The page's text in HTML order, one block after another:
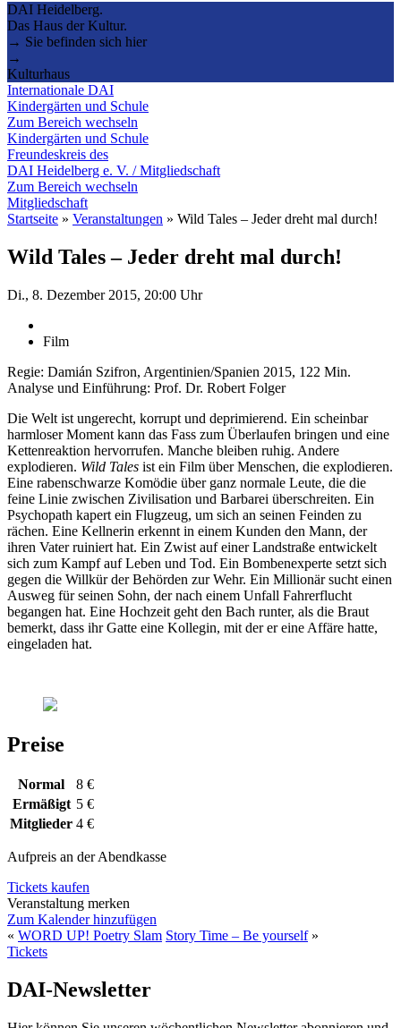
DAI Heidelberg.
Das Haus der Kultur.
→ Sie befinden sich hier
→
Kulturhaus
Internationale DAI
Kindergärten und Schule
Zum Bereich wechseln
Kindergärten und Schule
Freundeskreis des
DAI Heidelberg e. V. / Mitgliedschaft
Zum Bereich wechseln
Mitgliedschaft
Startseite » Veranstaltungen » Wild Tales – Jeder dreht mal durch!
Wild Tales – Jeder dreht mal durch!
Di., 8. Dezember 2015, 20:00 Uhr
Film
Regie: Damián Szifron, Argentinien/Spanien 2015, 122 Min.
Analyse und Einführung: Prof. Dr. Robert Folger
Die Welt ist ungerecht, korrupt und deprimierend. Ein scheinbar
harmloser Moment kann das Fass zum Überlaufen bringen und eine
Kettenreaktion hervorrufen. Manche bleiben ruhig. Andere
explodieren. Wild Tales ist ein Film über Menschen, die explodieren.
Eine rabenschwarze Komödie über ganz normale Leute, die die
feine Linie zwischen Zivilisation und Barbarei überschreiten. Ein
Psychopath kapert ein Flugzeug, um sich an seinen Feinden zu
rächen. Eine Kellnerin erkennt in einem Kunden den Mann, der
ihren Vater ruiniert hat. Ein Zwist auf einer Landstraße entwickelt
sich zum Kampf auf Leben und Tod. Ein Bombenexperte setzt sich
gegen die Willkür der Behörden zur Wehr. Ein Millionär sucht einen
Ausweg für seinen Sohn, der nach einem Unfall Fahrerflucht
begangen hat. Eine Hochzeit geht den Bach runter, als die Braut
bemerkt, dass ihr Gatte eine Kollegin, mit der er eine Affäre hatte,
eingeladen hat.
Preise
Normal
8 €
Ermäßigt 5 €
Mitglieder 4 €
Aufpreis an der Abendkasse
Tickets kaufen
Veranstaltung merken
Zum Kalender hinzufügen
« WORD UP! Poetry Slam Story Time – Be yourself»
Tickets
DAI-Newsletter